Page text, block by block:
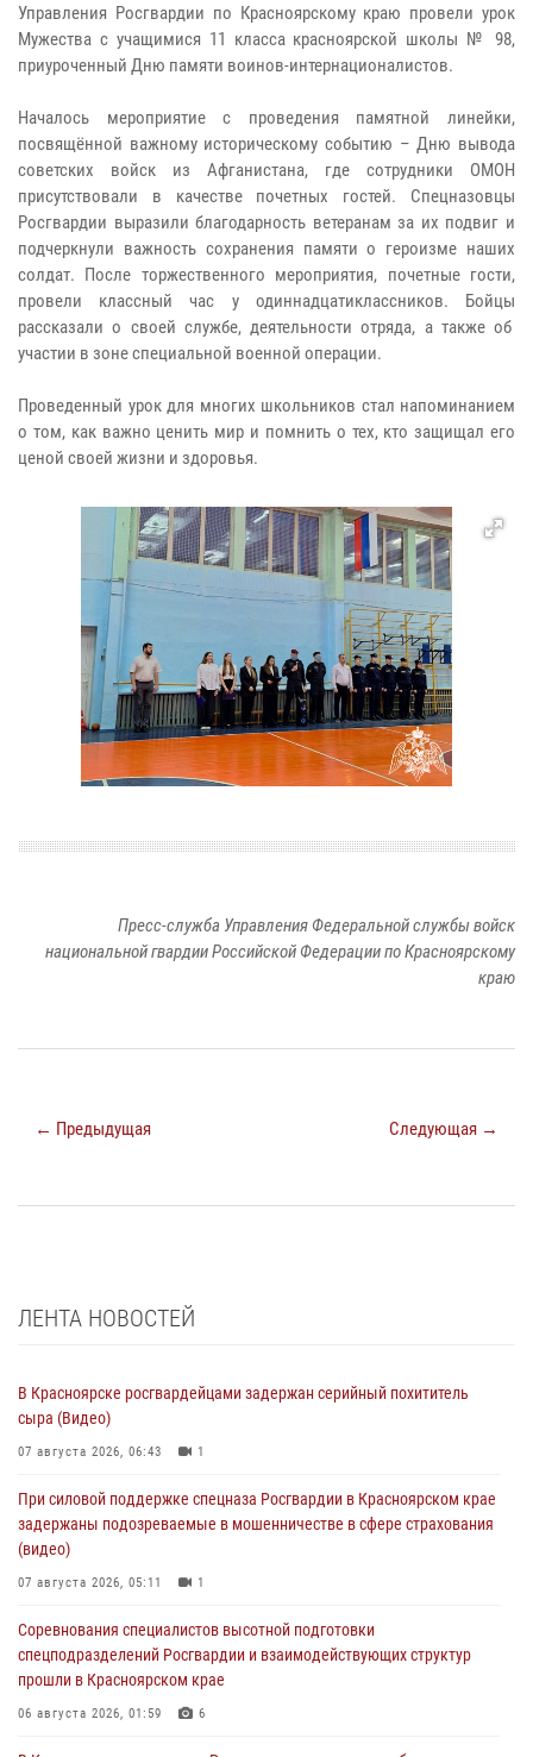
Управления Росгвардии по Красноярскому краю провели урок
Мужества с учащимися 11 класса красноярской школы № 98,
приуроченный Дню памяти воинов-интернационалистов.
Началось мероприятие с проведения памятной линейки,
посвящённой важному историческому событию – Дню вывода
советских войск из Афганистана, где сотрудники ОМОН
присутствовали в качестве почетных гостей. Спецназовцы
Росгвардии выразили благодарность ветеранам за их подвиг и
подчеркнули важность сохранения памяти о героизме наших
солдат. После торжественного мероприятия, почетные гости,
провели классный час у одиннадцатиклассников. Бойцы
рассказали о своей службе, деятельности отряда, а также об
участии в зоне специальной военной операции.
Проведенный урок для многих школьников стал напоминанием
о том, как важно ценить мир и помнить о тех, кто защищал его
ценой своей жизни и здоровья.
Пресс-служба Управления Федеральной службы войск
национальной гвардии Российской Федерации по Красноярскому
краю
← Предыдущая Следующая →
ЛЕНТА НОВОСТЕЙ
В Красноярске росгвардейцами задержан серийный похититель
сыра (Видео)
07 августа 2026, 06:43 1
При силовой поддержке спецназа Росгвардии в Красноярском крае
задержаны подозреваемые в мошенничестве в сфере страхования
(видео)
07 августа 2026, 05:11 1
Соревнования специалистов высотной подготовки
спецподразделений Росгвардии и взаимодействующих структур
прошли в Красноярском крае
06 августа 2026, 01:59 6